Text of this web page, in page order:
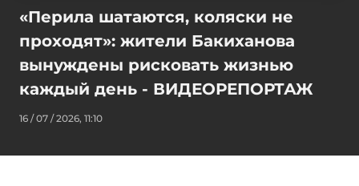
«Перила шатаются, коляски не
проходят»: жители Бакиханова
вынуждены рисковать жизнью
каждый день - ВИДЕОРЕПОРТАЖ
16 / 07 / 2026, 11:10